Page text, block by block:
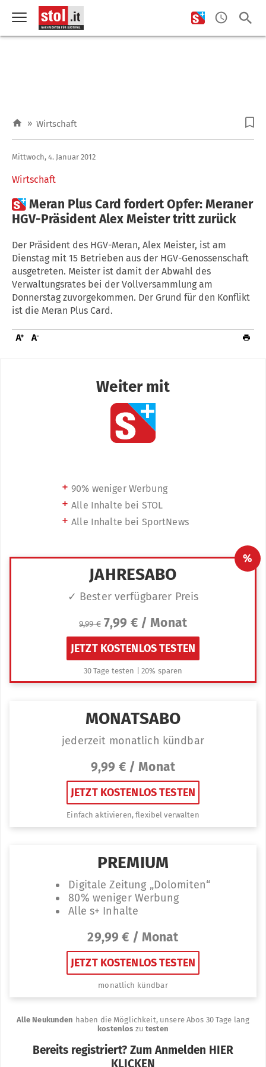
» Wirtschaft
Wirtschaft
Mittwoch, 4. Januar 2012
Meran Plus Card fordert Opfer: Meraner
HGV-Präsident Alex Meister tritt zurück
Der Präsident des HGV-Meran, Alex Meister, ist am
Dienstag mit 15 Betrieben aus der HGV-Genossenschaft
ausgetreten. Meister ist damit der Abwahl des
Verwaltungsrates bei der Vollversammlung am
Donnerstag zuvorgekommen. Der Grund für den Konflikt
ist die Meran Plus Card.